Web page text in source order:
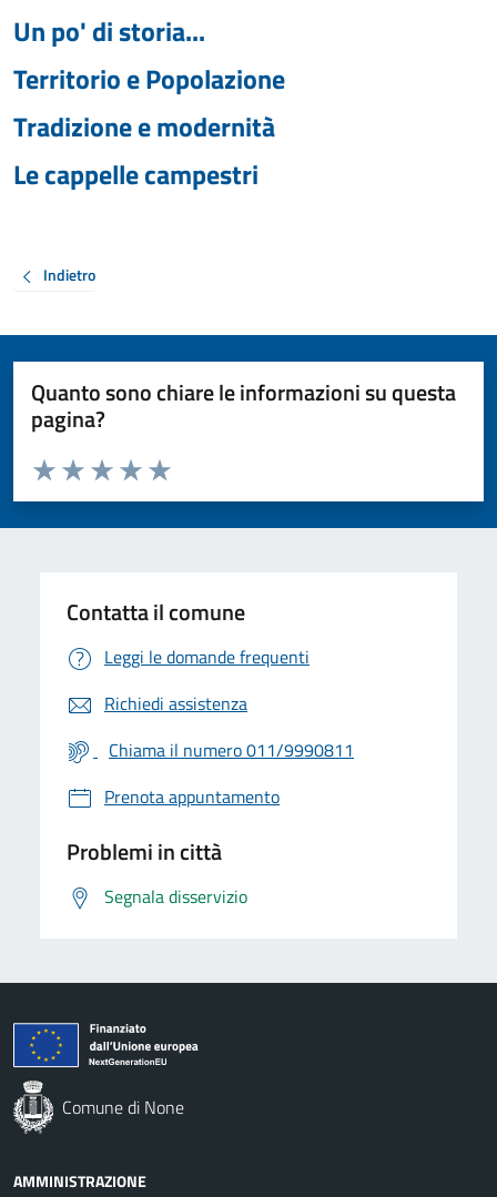
Un po' di storia...
Territorio e Popolazione
Tradizione e modernità
Le cappelle campestri
Indietro
Quanto sono chiare le informazioni su questa
pagina?
Valuta da 1 a 5 stelle la pagina
Valuta 5 stelle su 5
Valuta 4 stelle su 5
Valuta 3 stelle su 5
Valuta 2 stelle su 5
Valuta 1 stelle su 5
Contatta il comune
Leggi le domande frequenti
Richiedi assistenza
Chiama il numero 011/9990811
Prenota appuntamento
Problemi in città
Segnala disservizio
Comune di None
AMMINISTRAZIONE